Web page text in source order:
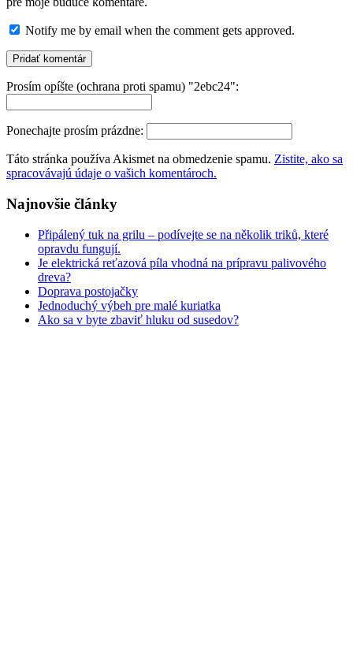
Notify me by email when the comment gets approved.
Prosím opíšte (ochrana proti spamu) "2ebc24":
Ponechajte prosím prázdne:
Táto stránka používa Akismet na obmedzenie spamu. Zistite, ako sa
spracovávajú údaje o vašich komentároch.
Najnovšie články
Připálený tuk na grilu – podívejte se na několik triků, které
opravdu fungují.
Je elektrická reťazová píla vhodná na prípravu palivového
dreva?
Doprava postojačky
Jednoduchý výbeh pre malé kuriatka
Ako sa v byte zbaviť hluku od susedov?